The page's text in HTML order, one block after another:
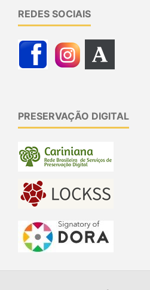
REDES SOCIAIS
PRESERVAÇÃO DIGITAL